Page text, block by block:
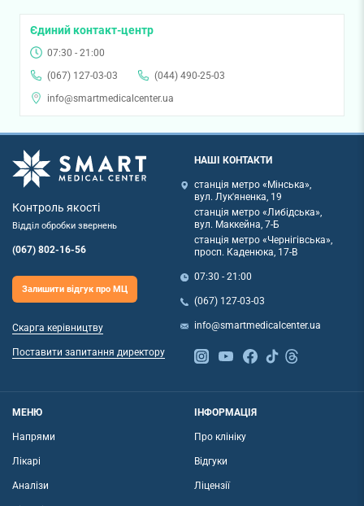
Єдиний контакт-центр
07:30 - 21:00
(067) 127-03-03
(044) 490-25-03
info@smartmedicalcenter.ua
Контроль якості
Відділ обробки звернень
(067) 802-16-56
Залишити відгук про МЦ
Скарга керівництву
Поставити запитання директору
НАШІ КОНТАКТИ
станція метро «Мінська»,
вул. Лук'яненка, 19
станція метро «Либідська»,
вул. Маккейна, 7-Б
станція метро «Чернігівська»,
просп. Каденюка, 17-В
07:30 - 21:00
(067) 127-03-03
info@smartmedicalcenter.ua
МЕНЮ
Напрями
Лікарі
Аналізи
ІНФОРМАЦІЯ
Про клініку
Відгуки
Ліцензії